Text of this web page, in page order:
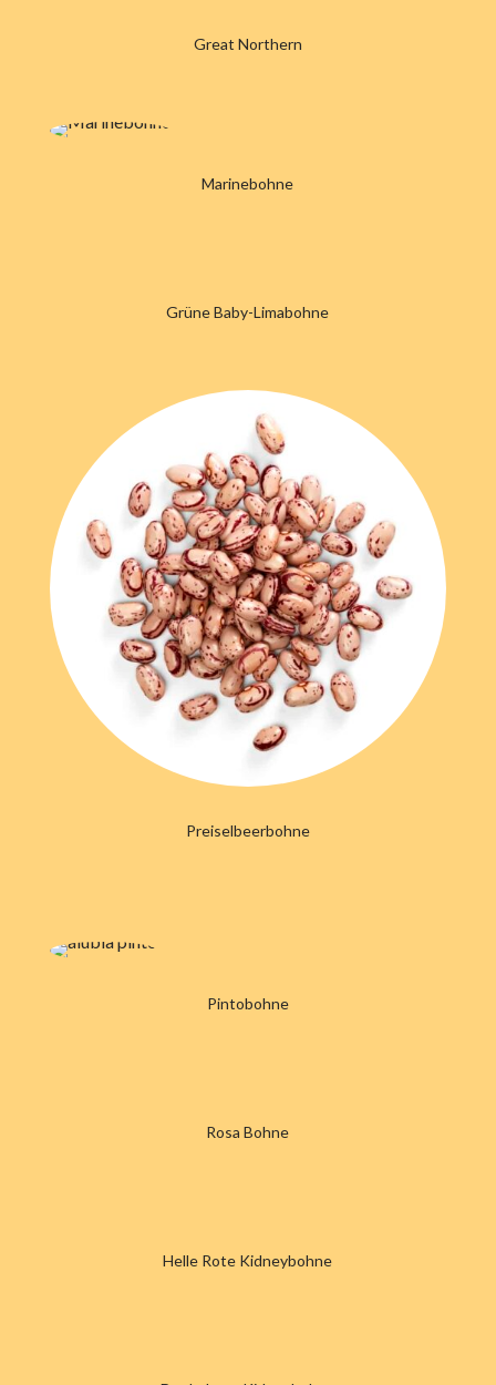
Great Northern
Marinebohne
Grüne Baby-Limabohne
Preiselbeerbohne
Pintobohne
Rosa Bohne
Helle Rote Kidneybohne